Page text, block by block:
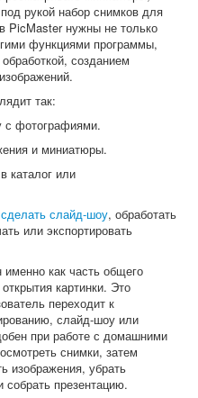
рукой набор снимков для
PicMaster нужны не только
функциями программы,
созданием
так:
с фотографиями.
и миниатюры.
каталог или
сделать слайд-шоу, обработать
или экспортировать
как часть общего
картинки. Это
переходит к
слайд-шоу или
при работе с домашними
снимки, затем
изображения, убрать
презентацию.